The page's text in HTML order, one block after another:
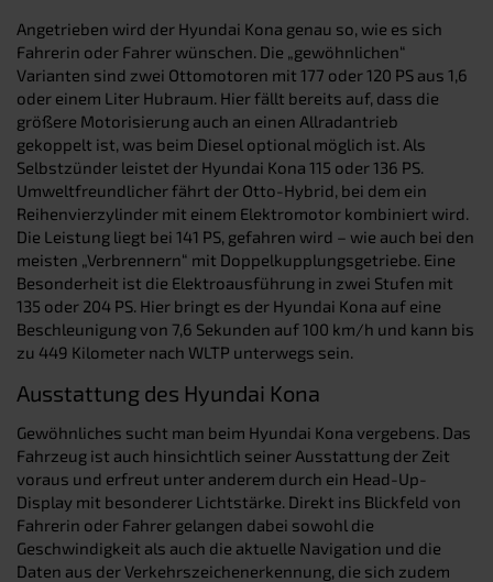
Angetrieben wird der Hyundai Kona genau so, wie es sich
Fahrerin oder Fahrer wünschen. Die „gewöhnlichen“
Varianten sind zwei Ottomotoren mit 177 oder 120 PS aus 1,6
oder einem Liter Hubraum. Hier fällt bereits auf, dass die
größere Motorisierung auch an einen Allradantrieb
gekoppelt ist, was beim Diesel optional möglich ist. Als
Selbstzünder leistet der Hyundai Kona 115 oder 136 PS.
Umweltfreundlicher fährt der Otto-Hybrid, bei dem ein
Reihenvierzylinder mit einem Elektromotor kombiniert wird.
Die Leistung liegt bei 141 PS, gefahren wird – wie auch bei den
meisten „Verbrennern“ mit Doppelkupplungsgetriebe. Eine
Besonderheit ist die Elektroausführung in zwei Stufen mit
135 oder 204 PS. Hier bringt es der Hyundai Kona auf eine
Beschleunigung von 7,6 Sekunden auf 100 km/h und kann bis
zu 449 Kilometer nach WLTP unterwegs sein.
Ausstattung des Hyundai Kona
Gewöhnliches sucht man beim Hyundai Kona vergebens. Das
Fahrzeug ist auch hinsichtlich seiner Ausstattung der Zeit
voraus und erfreut unter anderem durch ein Head-Up-
Display mit besonderer Lichtstärke. Direkt ins Blickfeld von
Fahrerin oder Fahrer gelangen dabei sowohl die
Geschwindigkeit als auch die aktuelle Navigation und die
Daten aus der Verkehrszeichenerkennung, die sich zudem